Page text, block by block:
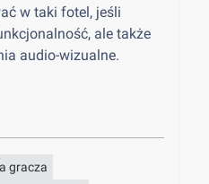
w taki fotel, jeśli
ale także
audio-wizualne.
gracza